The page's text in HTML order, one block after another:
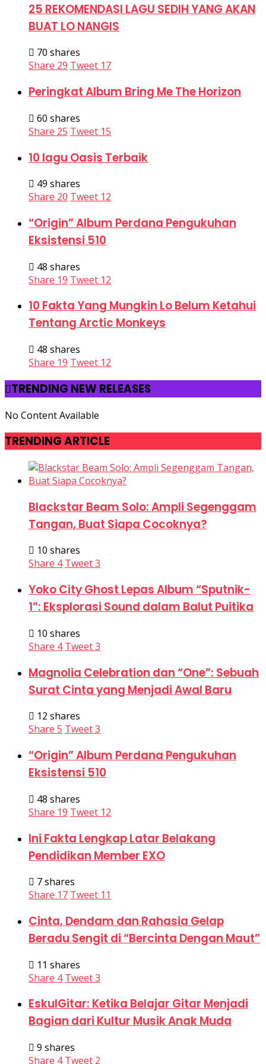
25 REKOMENDASI LAGU SEDIH YANG AKAN
BUAT LO NANGIS
70 shares
Share 29 Tweet 17
Peringkat Album Bring Me The Horizon
60 shares
Share 25 Tweet 15
10 lagu Oasis Terbaik
49 shares
Share 20 Tweet 12
“Origin” Album Perdana Pengukuhan
Eksistensi 510
48 shares
Share 19 Tweet 12
10 Fakta Yang Mungkin Lo Belum Ketahui
Tentang Arctic Monkeys
48 shares
Share 19 Tweet 12
TRENDING NEW RELEASES
No Content Available
TRENDING ARTICLE
Blackstar Beam Solo: Ampli Segenggam
Tangan, Buat Siapa Cocoknya?
10 shares
Share 4 Tweet3
Yoko City Ghost Lepas Album “Sputnik-
1”: Eksplorasi Sound dalam Balut Puitika
10 shares
Share 4 Tweet3
Magnolia Celebration dan “One”: Sebuah
Surat Cinta yang Menjadi Awal Baru
12 shares
Share 5 Tweet3
“Origin” Album Perdana Pengukuhan
Eksistensi 510
48 shares
Share 19 Tweet 12
Ini Fakta Lengkap Latar Belakang
Pendidikan Member EXO
7 shares
Share 17 Tweet 11
Cinta, Dendam dan Rahasia Gelap
Beradu Sengit di “Bercinta Dengan Maut”
11 shares
Share 4 Tweet3
EskulGitar: Ketika Belajar Gitar Menjadi
Bagian dari Kultur Musik Anak Muda
9 shares
Share 4 Tweet 2